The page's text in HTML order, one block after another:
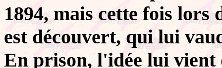
1894, mais cette fois
est découvert, qui lui
En prison, l'idée lui